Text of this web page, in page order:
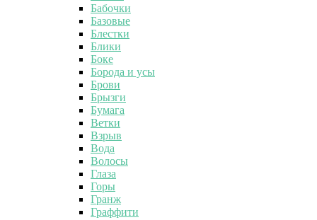
Бабочки
Базовые
Блестки
Блики
Боке
Борода и усы
Брови
Брызги
Бумага
Ветки
Взрыв
Вода
Волосы
Глаза
Горы
Гранж
Граффити